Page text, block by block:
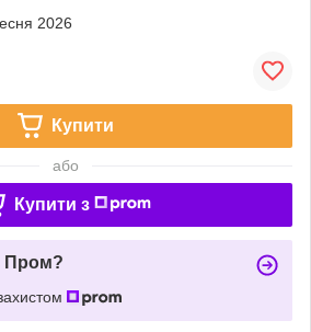
2026
Купити
або
Купити з
Пром?